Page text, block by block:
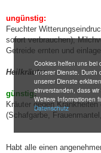
Cookies helfen uns bei
unserer Dienste. Durch
unserer Dienste
einverstanden, dass
Weitere Informationen
Datenschutz
ungünstig:
Feuchter
sofort verbrauchen);
Getreide ernten und
Heilkräuter
günstig:
Kräuter gegen
(Schafgarbe,
Habt alle einen